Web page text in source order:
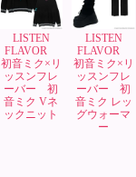
LISTEN
FLAVOR
初音ミク×リ
ッスンフレ
ーバー 初
音ミク Vネ
ックニット
LISTEN
FLAVOR
初音ミク×リ
ッスンフレ
ーバー 初
音ミク レッ
グウォーマ
ー